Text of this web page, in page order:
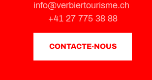
info@verbiertourisme.ch
+41 27 775 38 88
CONTACTE-NOUS